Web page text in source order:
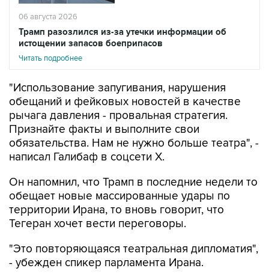
06 августа 2026
Трамп разозлился из-за утечки информации об
истощении запасов боеприпасов
Читать подробнее
"Использование запугивания, нарушения
обещаний и фейковых новостей в качестве
рычага давления - провальная стратегия.
Признайте факты и выполните свои
обязательства. Нам не нужно больше театра", -
написал Галибаф в соцсети X.
Он напомнил, что Трамп в последние недели то
обещает новые массированные удары по
территории Ирана, то вновь говорит, что
Тегеран хочет вести переговоры.
"Это повторяющаяся театральная дипломатия",
- убежден спикер парламента Ирана.